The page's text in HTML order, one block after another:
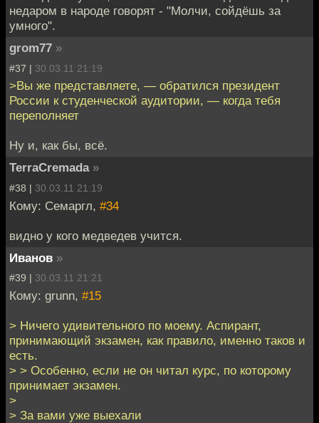
недаром в народе говорят - "Молчи, сойдёшь за
умного".
grom77 »
#37 | 30.03.11 21:19
>Вы же представляете, — обратился президент
России к студенческой аудитории, — когда тебя
переполняет
Ну и, как бы, всё.
TerraCremada »
#38 | 30.03.11 21:19
Кому: Семаргл, #34
видно у кого медведев учится.
Иванов »
#39 | 30.03.11 21:21
Кому: grunn, #15
> Ничего удивительного по моему. Аспирант,
принимающий экзамен, как правило, именно таков и
есть.
> > Особенно, если не он читал курс, по которому
принимает экзамен.
>
> За вами уже выехали